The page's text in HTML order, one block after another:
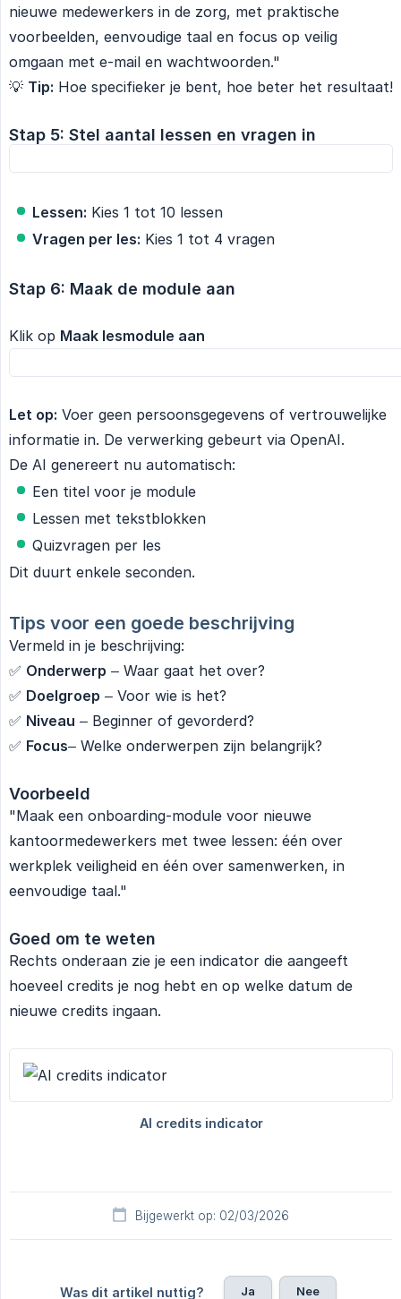
nieuwe medewerkers in de zorg, met praktische
voorbeelden, eenvoudige taal en focus op veilig
omgaan met e-mail en wachtwoorden."
💡 Tip: Hoe specifieker je bent, hoe beter het resultaat!
Stap 5: Stel aantal lessen en vragen in
Lessen: Kies 1 tot 10 lessen
Vragen per les: Kies 1 tot 4 vragen
Stap 6: Maak de module aan
Klik op Maak lesmodule aan
Let op: Voer geen persoonsgegevens of vertrouwelijke
informatie in. De verwerking gebeurt via OpenAI.
De AI genereert nu automatisch:
Een titel voor je module
Lessen met tekstblokken
Quizvragen per les
Dit duurt enkele seconden.
Tips voor een goede beschrijving
Vermeld in je beschrijving:
✅ Onderwerp – Waar gaat het over?
✅ Doelgroep – Voor wie is het?
✅ Niveau – Beginner of gevorderd?
✅ Focus– Welke onderwerpen zijn belangrijk?
Voorbeeld
"Maak een onboarding-module voor nieuwe
kantoormedewerkers met twee lessen: één over
werkplek veiligheid en één over samenwerken, in
eenvoudige taal."
Goed om te weten
Rechts onderaan zie je een indicator die aangeeft
hoeveel credits je nog hebt en op welke datum de
nieuwe credits ingaan.
Bijgewerkt op: 02/03/2026
Was dit artikel nuttig? Ja Nee